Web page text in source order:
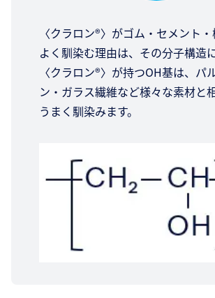
〈クラロン®〉がゴム・セメント
よく馴染む理由は、その分子構造
〈クラロン®〉が持つOH基は、パ
ン・ガラス繊維など様々な素材と
うまく馴染みます。